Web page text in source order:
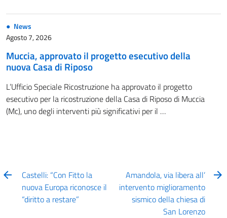
News
Agosto 7, 2026
Muccia, approvato il progetto esecutivo della
nuova Casa di Riposo
L’Ufficio Speciale Ricostruzione ha approvato il progetto
esecutivo per la ricostruzione della Casa di Riposo di Muccia
(Mc), uno degli interventi più significativi per il …
Castelli: “Con Fitto la
nuova Europa riconosce il
“diritto a restare”
Amandola, via libera all’
intervento miglioramento
sismico della chiesa di
San Lorenzo